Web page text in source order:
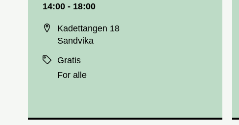
14:00 - 18:00
Kadettangen 18
Sandvika
Gratis
For alle